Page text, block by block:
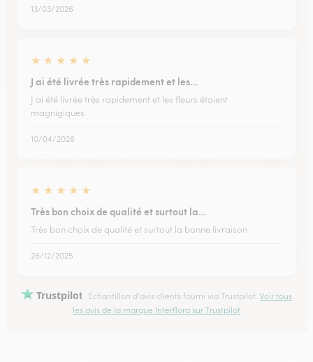
13/03/2026
★ ★ ★ ★ ★
J ai été livrée très rapidement et les…
J ai été livrée très rapidement et les fleurs étaient
magnigiques
10/04/2026
★ ★ ★ ★ ★
Très bon choix de qualité et surtout la…
Très bon choix de qualité et surtout la bonne livraison
26/12/2025
Trustpilot Échantillon d'avis clients fourni via Trustpilot. Voir tous
les avis de la marque Interflora sur Trustpilot